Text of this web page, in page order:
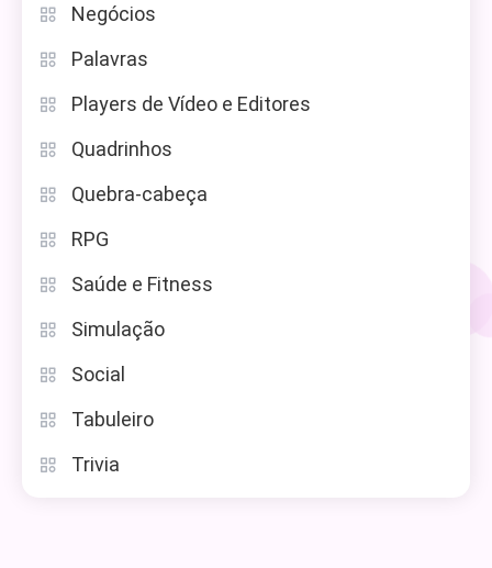
Negócios
Palavras
Players de Vídeo e Editores
Quadrinhos
Quebra-cabeça
RPG
Saúde e Fitness
Simulação
Social
Tabuleiro
Trivia